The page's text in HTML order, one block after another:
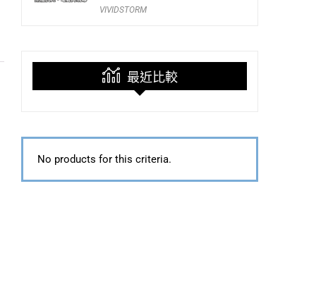
VIVIDSTORM
最近比較
No products for this criteria.